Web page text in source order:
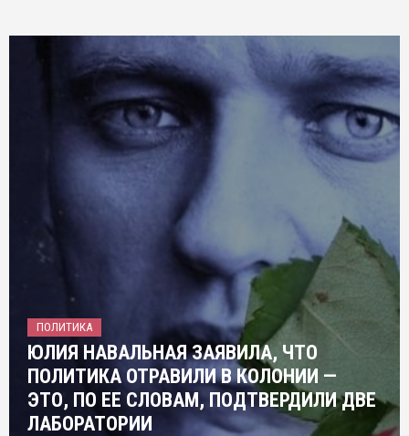
ПОЛИТИКА
ЮЛИЯ НАВАЛЬНАЯ ЗАЯВИЛА, ЧТО
ПОЛИТИКА ОТРАВИЛИ В КОЛОНИИ —
ЭТО, ПО ЕЕ СЛОВАМ, ПОДТВЕРДИЛИ ДВЕ
ЛАБОРАТОРИИ